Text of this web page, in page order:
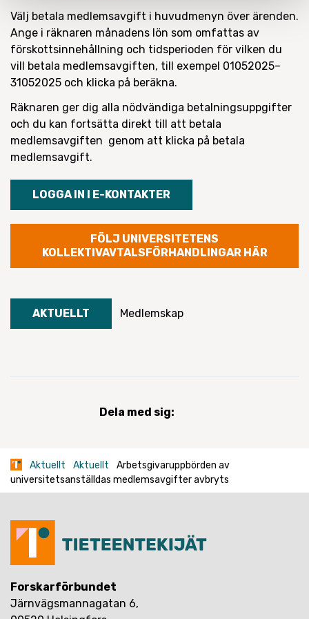
Välj betala medlemsavgift i huvudmenyn över ärenden.
Ange i räknaren månadens lön som omfattas av
förskottsinnehållning och tidsperioden för vilken du
vill betala medlemsavgiften, till exempel 01052025–
31052025 och klicka på beräkna.
Räknaren ger dig alla nödvändiga betalningsuppgifter
och du kan fortsätta direkt till att betala
medlemsavgiften genom att klicka på betala
medlemsavgift.
LOGGA IN I E-KONTAKTER
FÖLJ UNIVERSITETENS
KOLLEKTIVAVTALSFÖRHANDLINGAR HÄR
AKTUELLT Medlemskap
Dela med sig:
Aktuellt Aktuellt
Arbetsgivaruppbörden av
universitetsanställdas medlemsavgifter avbryts
Forskarförbundet
Järnvägsmannagatan 6,